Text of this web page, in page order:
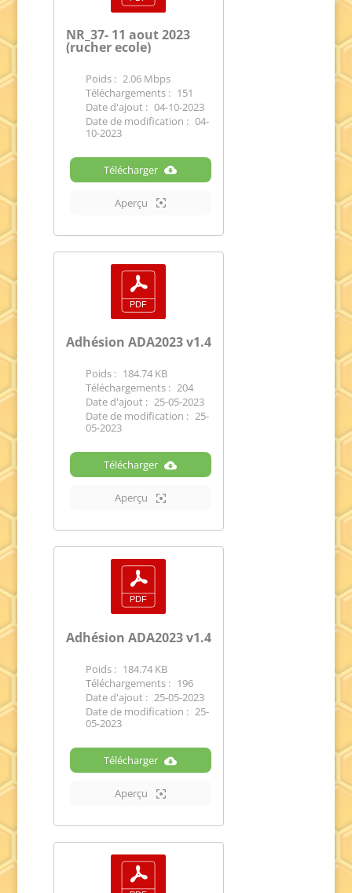
NR_37- 11 aout 2023
(rucher ecole)
Poids : 2.06 Mbps
Téléchargements : 151
Date d'ajout : 04-10-2023
Date de modification : 04-
10-2023
Télécharger
Aperçu
Adhésion ADA2023 v1.4
Poids : 184.74 KB
Téléchargements : 204
Date d'ajout : 25-05-2023
Date de modification : 25-
05-2023
Télécharger
Aperçu
Adhésion ADA2023 v1.4
Poids : 184.74 KB
Téléchargements : 196
Date d'ajout : 25-05-2023
Date de modification : 25-
05-2023
Télécharger
Aperçu